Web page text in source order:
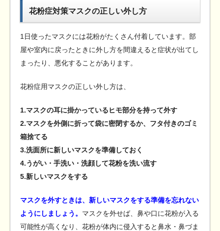
花粉症対策マスクの正しい外し方
1日使ったマスクには花粉がたくさん付着しています。部
屋や室内に戻ったときに外し方を間違えると症状が出てし
まったり、悪化することがあります。
花粉症用マスクの正しい外し方は、
1.マスクの耳に掛かっているヒモ部分を持って外す
2.マスクを外側に折って袋に密閉するか、フタ付きのゴミ
箱捨てる
3.洗面所に新しいマスクを準備しておく
4.うがい・手洗い・洗顔して花粉を洗い流す
5.新しいマスクをする
マスクを外すときは、新しいマスクをする準備を忘れない
ようにしましょう。 マスクを外せば、鼻や口に花粉が入る
可能性が高くなり、花粉が体内に侵入すると鼻水・鼻づま